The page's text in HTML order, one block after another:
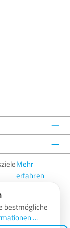
Mehr
erfahren
Widerrufsbelehrung
bestmögliche
...